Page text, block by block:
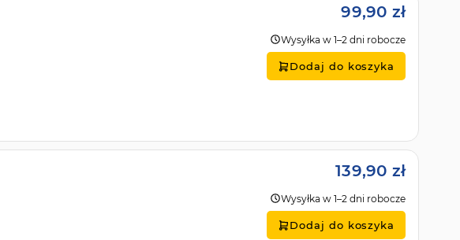
99,90 zł
Wysyłka w 1–2 dni robocze
Dodaj do koszyka
139,90 zł
Wysyłka w 1–2 dni robocze
Dodaj do koszyka